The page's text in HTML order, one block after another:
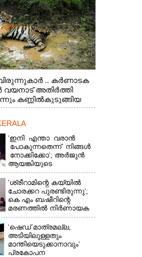
.. കർണാടക
വയനാട് അതിർത്തി
കണ്ണിൽകുടുങ്ങിയ
'ഇനി എന്താ വരാൻ
പോകുന്നതെന്ന് നിങ്ങൾ
നോക്കിക്കോ'; അർജുൻ
ആയങ്കിയുടെ
വെല്ലുവിളിയിൽ രമേശ്
ചെന്നിത്തല
'ശ്രീറാമിന്റെ കയ്യിൽ
ചോരക്കറ പുരണ്ടിരുന്നു';
കെ എം ബഷീറിന്റെ
മരണത്തിൽ നിർണായക
മൊഴിയുമായി ദൃക്‌സാക്ഷി
'ഷെഡ് മാത്രമല്ല,
അടിയിലുള്ളതും
മാന്തിയെടുക്കാനാവും'
പ്രകോപന